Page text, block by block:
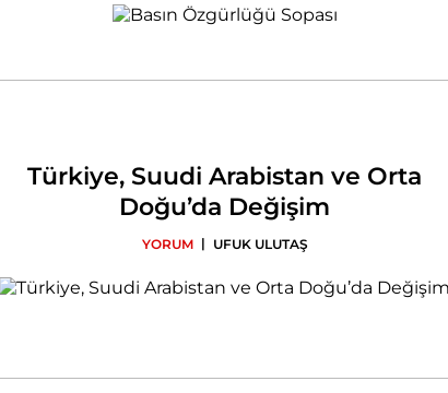
Türkiye, Suudi Arabistan ve Orta
Doğu’da Değişim
YORUM | UFUK ULUTAŞ